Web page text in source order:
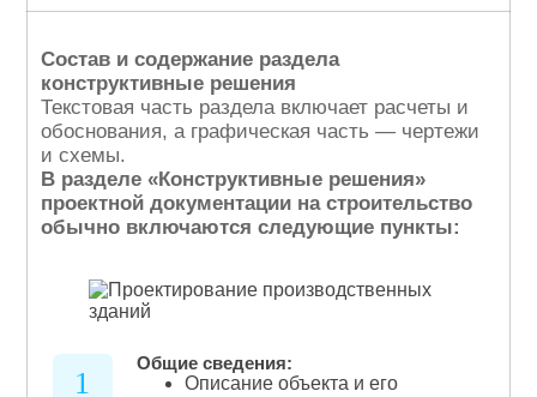
Состав и содержание раздела
конструктивные решения
Текстовая часть раздела включает расчеты и
обоснования, а графическая часть — чертежи
и схемы.
В разделе «Конструктивные решения»
проектной документации на строительство
обычно включаются следующие пункты:
1
Общие сведения:
Описание объекта и его